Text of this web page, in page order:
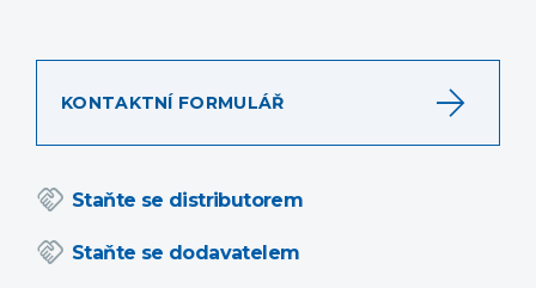
KONTAKTNÍ FORMULÁŘ arrow_forward
handshake Staňte se distributorem
handshake Staňte se dodavatelem